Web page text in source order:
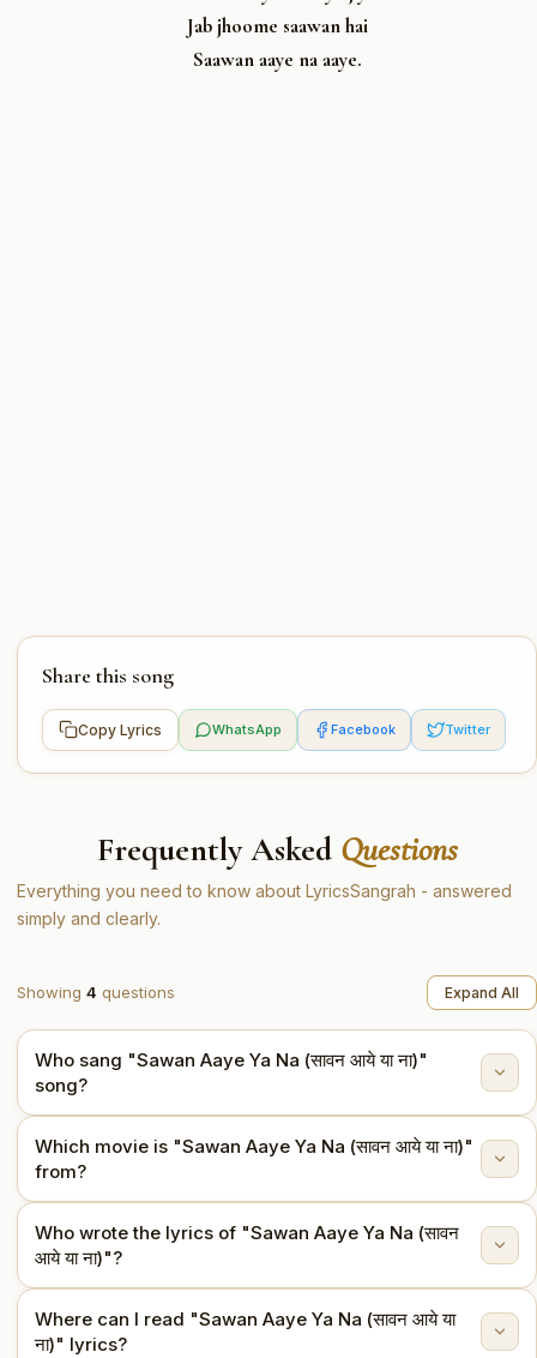
Jab jhoome saawan hai
Saawan aaye na aaye.
Share this song
Copy Lyrics WhatsApp Facebook Twitter
Frequently Asked Questions
Everything you need to know about LyricsSangrah - answered
simply and clearly.
Showing 4 questions Expand All
Who sang "Sawan Aaye Ya Na (सावन आये या ना)"
song?
"Sawan Aaye Ya Na (सावन आये या ना)" is sung by Asha
Bhosle, Mohammed Rafi.
Which movie is "Sawan Aaye Ya Na (सावन आये या ना)"
from?
This song is from the movie Dil Diya Dard Liya (1966).
Who wrote the lyrics of "Sawan Aaye Ya Na (सावन
आये या ना)"?
The lyrics are written by Shakeel Badayuni.
Where can I read "Sawan Aaye Ya Na (सावन आये या
ना)" lyrics?